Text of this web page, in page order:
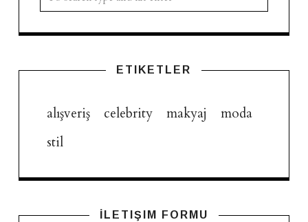
ETIKETLER
alışveriş celebrity makyaj
moda
stil
İLETIŞIM FORMU